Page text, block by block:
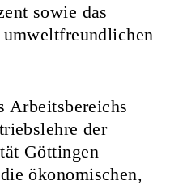
sowie das
umweltfreundlichen
Arbeitsbereichs
der
Göttingen
ökonomischen,